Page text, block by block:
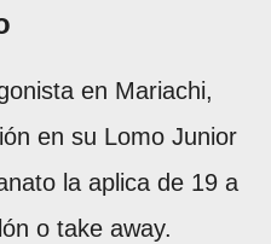
en Mariachi,
en su Lomo Junior
la aplica de 19 a
o take away.